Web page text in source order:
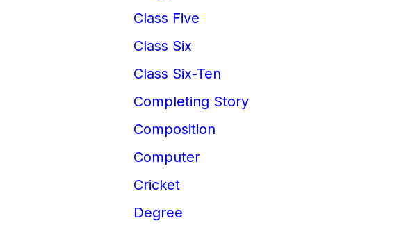
Class Five
Class Six
Class Six-Ten
Completing Story
Composition
Computer
Cricket
Degree